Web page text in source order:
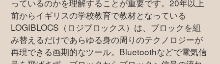
っているのかを理解することが重要です。20年以上
前からイギリスの学校教育で教材となっている
LOGIBLOCS（ロジブロックス）は、ブロックを組
み替えるだけであらゆる身の周りのテクノロジーが
再現できる画期的なツール。Bluetoothなどで電気信